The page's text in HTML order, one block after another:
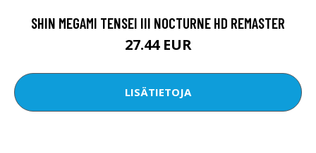
SHIN MEGAMI TENSEI III NOCTURNE HD REMASTER
27.44 EUR
LISÄTIETOJA